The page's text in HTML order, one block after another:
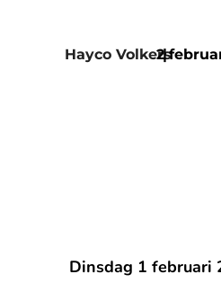
Hayco Volkers
|
2
Dinsdag 1 februari